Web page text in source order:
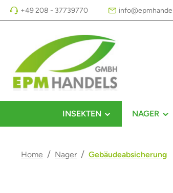
Hauptinhalt springen
Zur Suche springen
Zur Hauptnavigation springen
+49 208 - 37739770
INSEKTEN NAGER
Home / Nager / Gebäudeabsicherung